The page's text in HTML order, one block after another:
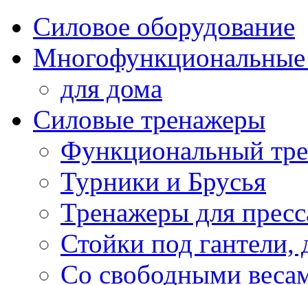
Силовое оборудование
для дома
Силовые тренажеры
Функциональный
Турники и Брусья
Тренажеры для
Стойки под
Со свободными